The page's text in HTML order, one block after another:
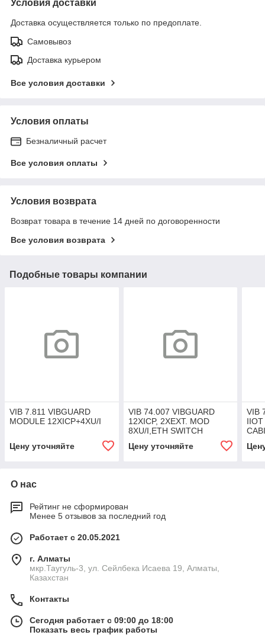
Условия доставки
Доставка осуществляется только по предоплате.
Самовывоз
Доставка курьером
Все условия доставки
Условия оплаты
Безналичный расчет
Все условия оплаты
Условия возврата
Возврат товара в течение 14 дней по договоренности
Все условия возврата
Подобные товары компании
VIB 7.811 VIBGUARD
MODULE 12XICP+4XU/I
Цену уточняйте
VIB 74.007 VIBGUARD
12XICP, 2XEXT. MOD
8XU/I,ETH SWITCH
Цену уточняйте
VIB
О нас
Рейтинг не сформирован
Менее 5 отзывов за последний год
Работает с 20.05.2021
г. Алматы
мкр.Таугуль-3, ул. Сейлбека Исаева 19, Алматы,
Казахстан
Контакты
Сегодня работает с 09:00 до 18:00
Показать весь график работы